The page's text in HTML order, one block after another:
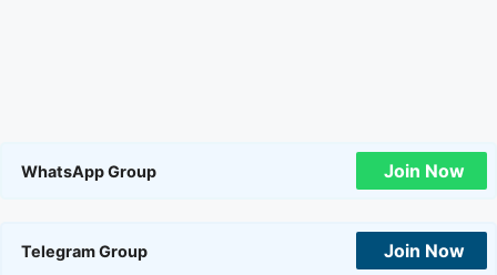
WhatsApp Group Join Now
Telegram Group Join Now